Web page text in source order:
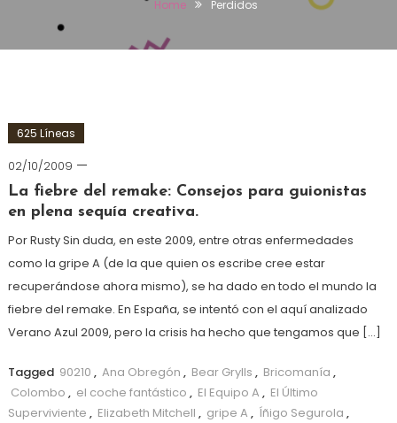
Home Perdidos
625 Líneas
02/10/2009
La fiebre del remake: Consejos para guionistas
en plena sequía creativa.
Por Rusty Sin duda, en este 2009, entre otras enfermedades
como la gripe A (de la que quien os escribe cree estar
recuperándose ahora mismo), se ha dado en todo el mundo la
fiebre del remake. En España, se intentó con el aquí analizado
Verano Azul 2009, pero la crisis ha hecho que tengamos que […]
Tagged 90210 , Ana Obregón , Bear Grylls , Bricomanía ,
Colombo , el coche fantástico , El Equipo A , El Último
Superviviente , Elizabeth Mitchell , gripe A , Íñigo Segurola ,